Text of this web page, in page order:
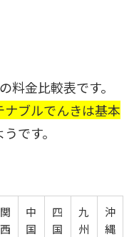
料金比較表です。
ナブルでんきは基本
うです。
関
西
中
国
四
国
九
州
沖
縄